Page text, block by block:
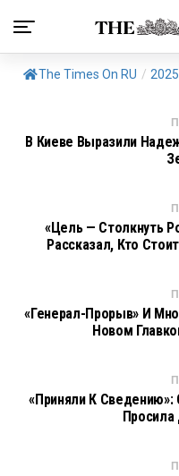
The Times On RU / 2025
В Киеве Выразили
«Цель — Столкнуть
Рассказал, Кто
«Генерал-Прорыв» И
Новом
«Приняли К Сведению»:
Просила